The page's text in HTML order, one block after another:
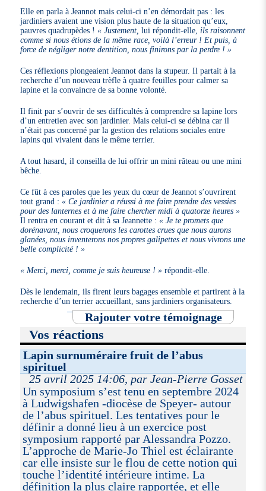
Elle en parla à Jeannot mais celui-ci n’en démordait pas : les
jardiniers avaient une vision plus haute de la situation qu’eux,
pauvres quadrupèdes !« Justement, lui répondit-elle, ils raisonnent
comme si nous étions de la même race, voilà l’erreur ! Et puis, à
force de négliger notre dentition, nous finirons par la perdre ! »
Ces réflexions plongeaient Jeannot dans la stupeur. Il partait à la
recherche d’un nouveau trèfle à quatre feuilles pour calmer sa
lapine et la convaincre de sa bonne volonté.
Il finit par s’ouvrir de ses difficultés à comprendre sa lapine lors
d’un entretien avec son jardinier. Mais celui-ci se débina car il
n’était pas concerné par la gestion des relations sociales entre
lapins qui vivaient dans le même terrier.
A tout hasard, il conseilla de lui offrir un mini râteau ou une mini
bêche.
Ce fût à ces paroles que les yeux du cœur de Jeannot s’ouvrirent
tout grand :« Ce jardinier a réussi à me faire prendre des vessies
pour des lanternes et à me faire chercher midi à quatorze heures »
Il rentra en courant et dit à sa Jeannette :« Je te promets que
dorénavant, nous croquerons les carottes crues que nous aurons
glanées, nous inventerons nos propres galipettes et nous vivrons une
belle complicité ! »
« Merci, merci, comme je suis heureuse ! » répondit-elle.
Dès le lendemain, ils firent leurs bagages ensemble et partirent à la
recherche d’un terrier accueillant, sans jardiniers organisateurs.
Rajouter votre témoignage
Vos réactions
Lapin surnuméraire fruit de l’abus
spirituel
25 avril 2025 14:06, par Jean-Pierre Gosset
Un symposium s’est tenu en septembre 2024
à Ludwigshafen -diocèse de Speyer- autour
de l’abus spirituel. Les tentatives pour le
définir a donné lieu à un exercice post
symposium rapporté par Alessandra Pozzo.
L’approche de Marie-Jo Thiel est éclairante
car elle insiste sur le flou de cette notion qui
touche l’identité intérieure intime. La
définition la plus claire rapportée, et elle